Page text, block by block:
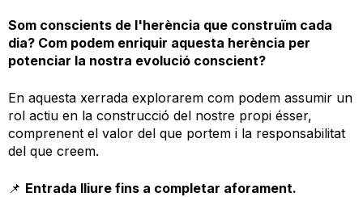
Som conscients de l'herència que construïm cada
dia? Com podem enriquir aquesta herència per
potenciar la nostra evolució conscient?
En aquesta xerrada explorarem com podem assumir un
rol actiu en la construcció del nostre propi ésser,
comprenent el valor del que portem i la responsabilitat
del que creem.
📌 Entrada lliure fins a completar aforament.